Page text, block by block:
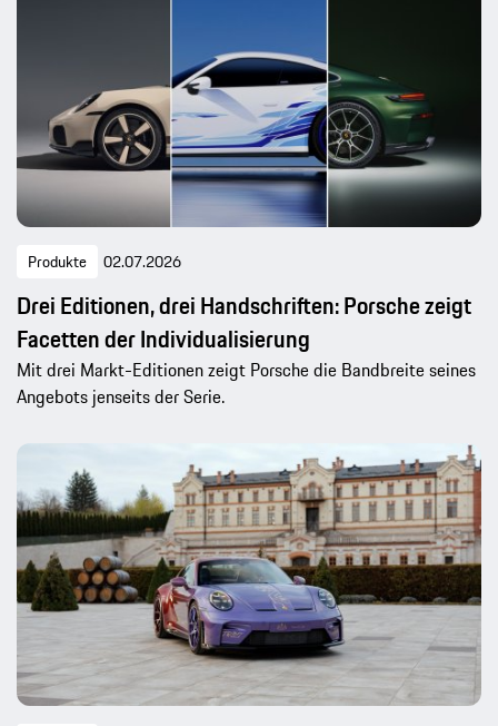
Produkte 02.07.2026
Drei Editionen, drei Handschriften: Porsche zeigt
Facetten der Individualisierung
Mit drei Markt-Editionen zeigt Porsche die Bandbreite seines
Angebots jenseits der Serie.